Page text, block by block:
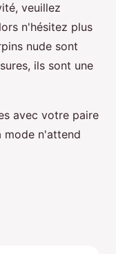
veuillez
n'hésitez plus
nude sont
ils sont une
avec votre paire
mode n'attend